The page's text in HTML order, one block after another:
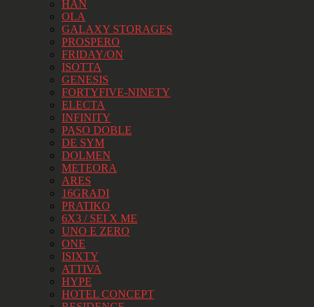
HAN
OLA
GALAXY STORAGES
PROSPERO
FRIDAY/ON
ISOTTA
GENESIS
FORTYFIVE-NINETY
ELECTA
INFINITY
PASO DOBLE
DE SYM
DOLMEN
METEORA
ARES
16GRADI
PRATIKO
6X3 / SEI X ME
UNO E ZERO
ONE
ISIXTY
ATTIVA
HYPE
HOTEL CONCEPT